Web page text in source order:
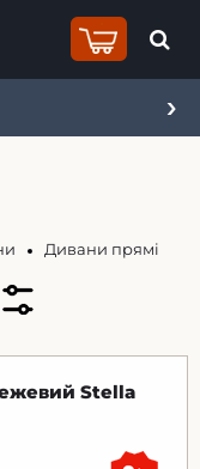
Дивани прямі
Stella